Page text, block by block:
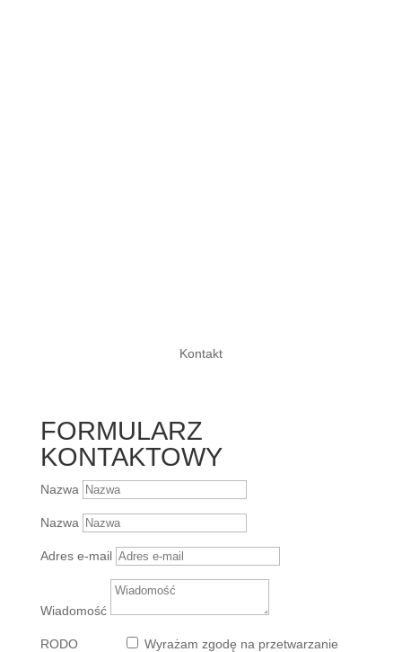
Kontakt
FORMULARZ
KONTAKTOWY
Nazwa
Nazwa
Adres e-mail
Wiadomość
RODO
Wyrażam zgodę na przetwarzanie